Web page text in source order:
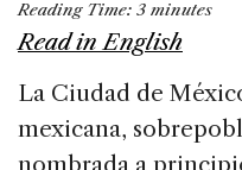
c
e
b
o
Reading Time: 3 minutes
Read in English
La Ciudad de
mexicana,